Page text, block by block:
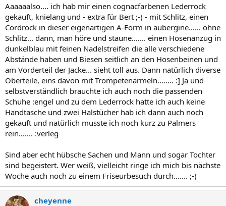
Aaaaaalso.... ich hab mir einen cognacfarbenen Lederrock
gekauft, knielang und - extra für Bert ;-) - mit Schlitz, einen
Cordrock in dieser eigenartigen A-Form in aubergine...... ohne
Schlitz... dann, man höre und staune....... einen Hosenanzug in
dunkelblau mit feinen Nadelstreifen die alle verschiedene
Abstände haben und Biesen seitlich an den Hosenbeinen und
am Vorderteil der Jacke... sieht toll aus. Dann natürlich diverse
Oberteile, eins davon mit Trompetenärmeln........ :] Ja und
selbstverständlich brauchte ich auch noch die passenden
Schuhe :engel und zu dem Lederrock hatte ich auch keine
Handtasche und zwei Halstücher hab ich dann auch noch
gekauft und natürlich musste ich noch kurz zu Palmers
rein....... :verleg
Sind aber echt hübsche Sachen und Mann und sogar Tochter
sind begeistert. Wer weiß, vielleicht ringe ich mich bis nächste
Woche auch noch zu einem Friseurbesuch durch....... ;-)
cheyenne